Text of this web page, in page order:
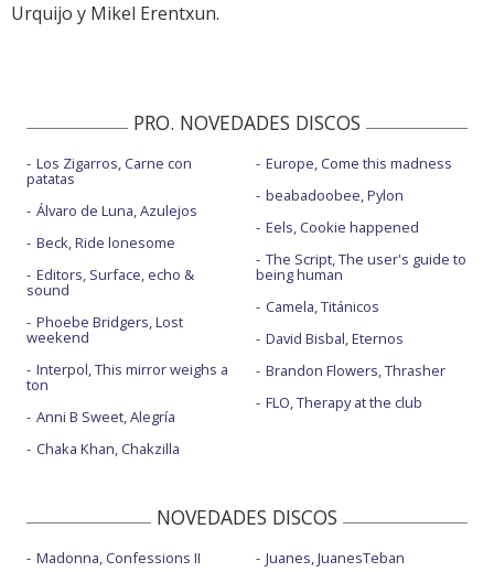
Urquijo y Mikel Erentxun.
PRO. NOVEDADES DISCOS
Los Zigarros, Carne con
patatas
Álvaro de Luna, Azulejos
Beck, Ride lonesome
Editors, Surface, echo &
sound
Phoebe Bridgers, Lost
weekend
Interpol, This mirror weighs a
ton
Anni B Sweet, Alegría
Chaka Khan, Chakzilla
Europe, Come this madness
beabadoobee, Pylon
Eels, Cookie happened
The Script, The user's guide to
being human
Camela, Titánicos
David Bisbal, Eternos
Brandon Flowers, Thrasher
FLO, Therapy at the club
NOVEDADES DISCOS
Madonna, Confessions II
Juanes, JuanesTeban